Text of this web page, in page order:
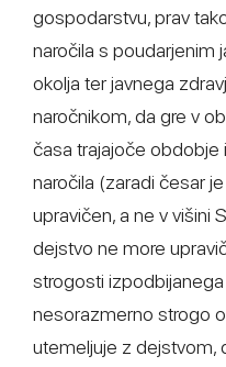
gospodarstvu, prav
naročila s poudarjenim
okolja ter javnega
naročnikom, da gre v
časa trajajoče obdobje
naročila (zaradi česar
upravičen, a ne v višini
dejstvo ne more
strogosti
nesorazmerno strogo
utemeljuje z dejstvom,